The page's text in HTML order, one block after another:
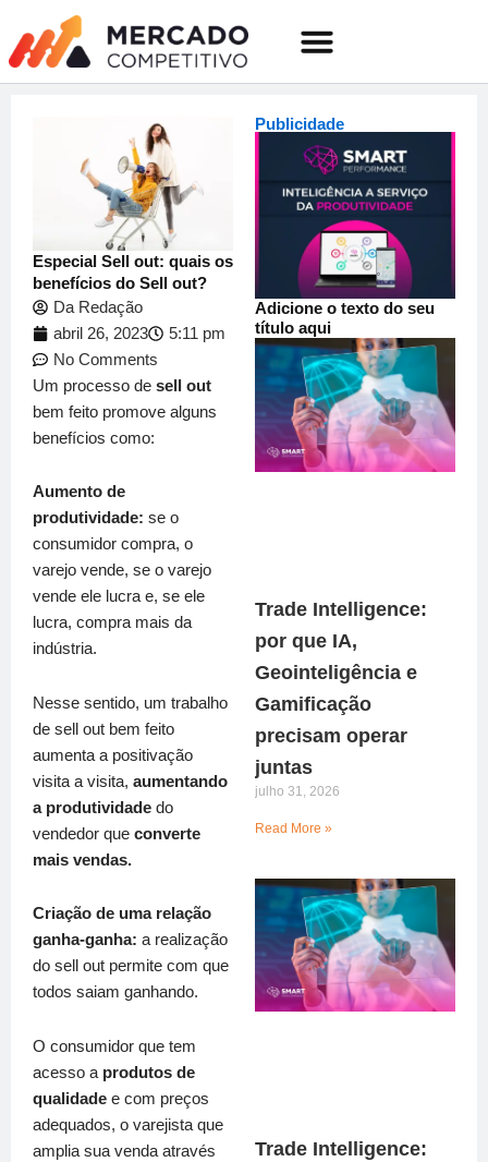
conteúdo
para
conteúdo
Especial Sell out: quais os
benefícios do Sell out?
Da Redação
abril 26, 2023
5:11 pm
No Comments
Um processo de sell out
bem feito promove alguns
benefícios como:
Aumento de
produtividade: se o
consumidor compra, o
varejo vende, se o varejo
vende ele lucra e, se ele
lucra, compra mais da
indústria.
Nesse sentido, um trabalho
de sell out bem feito
aumenta a positivação
visita a visita, aumentando
a produtividade do
vendedor que converte
mais vendas.
Criação de uma relação
ganha-ganha: a realização
do sell out permite com que
todos saiam ganhando.
O consumidor que tem
acesso a produtos de
qualidade e com preços
adequados, o varejista que
amplia sua venda através
Publicidade
Adicione o texto do seu
título aqui
Trade Intelligence:
por que IA,
Geointeligência e
Gamificação
precisam operar
juntas
julho 31, 2026
Read More »
Trade Intelligence: